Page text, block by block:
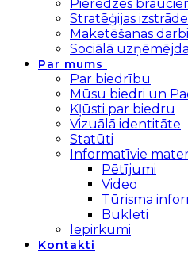
Pieredzes
Stratēģijas izstrāde
Maketēšanas darbi
Sociālā
Par mums
Par biedrību
Mūsu biedri un
Kļūsti par biedru
Vizuālā identitāte
Statūti
Informatīvie
Pētījumi
Video
Tūrisma
Bukleti
Iepirkumi
Kontakti